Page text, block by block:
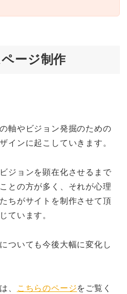
ージ制作
軸やビジョン発掘のための
インに起こしていきます。
ジョンを顕在化させるまで
との方が多く、それが心理
ちがサイトを制作させて頂
ています。
ついても今後大幅に変化し
、 こちらのページをご覧く